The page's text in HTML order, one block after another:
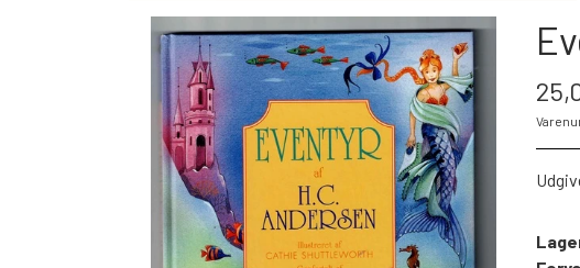
BØGER I ÅRSTAL
UDVALGTE FORFATTERE
LUDO
SPILLEKORT
FIRKORT
SORTEPER
ÆSELSPIL
ALLE DE ANDRE SPIL